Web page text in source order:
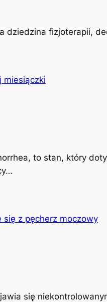
dziedzina fizjoterapii,
to stan, który
się